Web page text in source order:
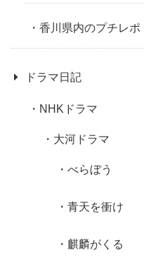
香川県内のプチレポ
ドラマ日記
NHKドラマ
大河ドラマ
べらぼう
青天を衝け
麒麟がくる